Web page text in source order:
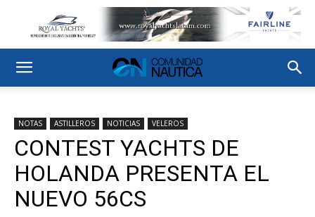
NOTAS ASTILLEROS NOTICIAS VELEROS
CONTEST YACHTS DE
HOLANDA PRESENTA EL
NUEVO 56CS